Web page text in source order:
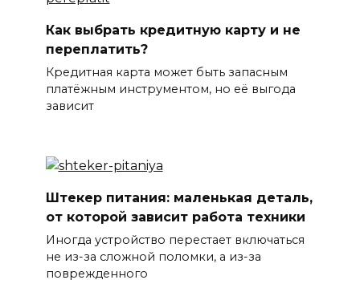
Как выбрать кредитную карту и не
переплатить?
Кредитная карта может быть запасным
платёжным инструментом, но её выгода
зависит
Штекер питания: маленькая деталь,
от которой зависит работа техники
Иногда устройство перестает включаться
не из-за сложной поломки, а из-за
поврежденного